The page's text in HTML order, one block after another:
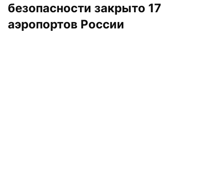
безопасности закрыто 17
аэропортов России